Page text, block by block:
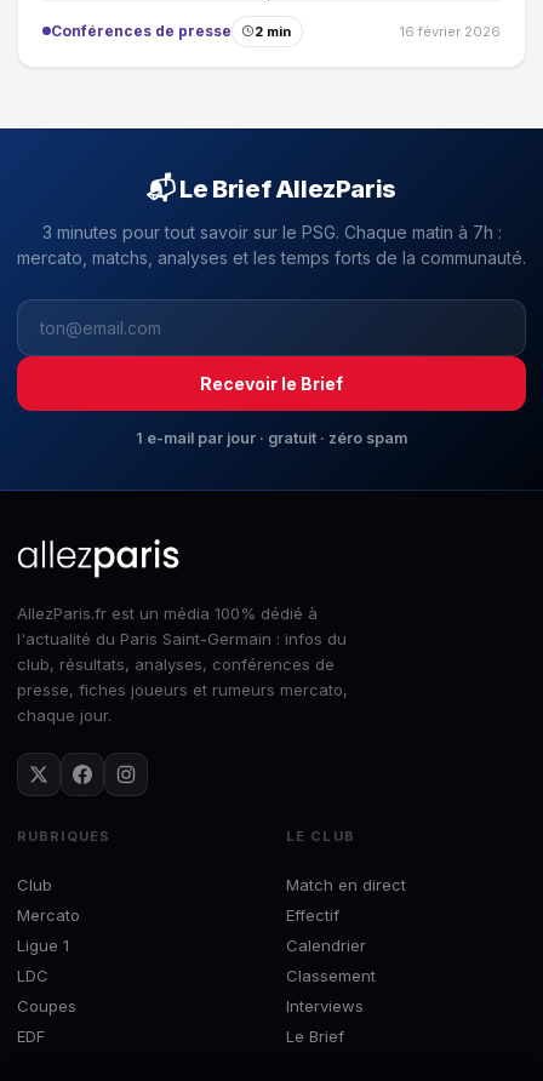
Conférences de presse 2 min 16 février 2026
📬 Le Brief AllezParis
3 minutes pour tout savoir sur le PSG. Chaque matin à 7h :
mercato, matchs, analyses et les temps forts de la communauté.
Recevoir le Brief
1 e-mail par jour · gratuit · zéro spam
AllezParis.fr est un média 100% dédié à
l'actualité du Paris Saint-Germain : infos du
club, résultats, analyses, conférences de
presse, fiches joueurs et rumeurs mercato,
chaque jour.
RUBRIQUES
Club
Mercato
Ligue 1
LDC
Coupes
EDF
LE CLUB
Match en direct
Effectif
Calendrier
Classement
Interviews
Le Brief